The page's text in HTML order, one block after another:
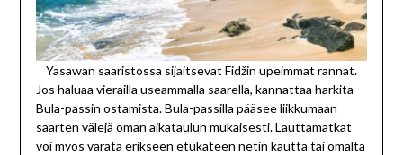
Yasawan saaristossa sijaitsevat Fidžin upeimmat rannat.
Jos haluaa vierailla useammalla saarella, kannattaa harkita
Bula-passin ostamista. Bula-passilla pääsee liikkumaan
saarten välejä oman aikataulun mukaisesti. Lauttamatkat
voi myös varata erikseen etukäteen netin kautta tai omalta